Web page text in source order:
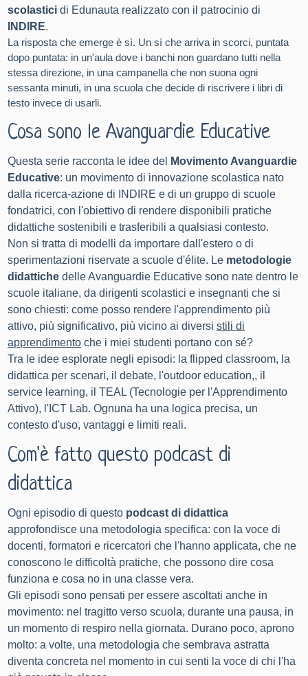
scolasticidi Edunauta realizzato con il patrocinio di
INDIRE.
La risposta che emerge è sì. Un sì che arriva in scorci, puntata
dopo puntata: in un'aula dove i banchi non guardano tutti nella
stessa direzione, in una campanella che non suona ogni
sessanta minuti, in una scuola che decide di riscrivere i libri di
testo invece di usarli.
Cosa sono le Avanguardie Educative
Questa serie racconta le idee del
Movimento Avanguardie
Educative: un movimento di innovazione scolastica nato
dalla ricerca-azione di INDIRE e di un gruppo di scuole
fondatrici, con l'obiettivo di rendere disponibili pratiche
didattiche sostenibili e trasferibili a qualsiasi contesto.
Non si tratta di modelli da importare dall'estero o di
sperimentazioni riservate a scuole d'élite. Le metodologie
didattiche delle Avanguardie Educative sono nate dentro le
scuole italiane, da dirigenti scolastici e insegnanti che si
sono chiesti: come posso rendere l'apprendimento più
attivo, più significativo, più vicino ai diversistili di
apprendimento che i miei studenti portano con sé?
Tra le idee esplorate negli episodi: la flipped classroom, la
didattica per scenari, il debate, l'outdoor education,, il
service learning, il TEAL (Tecnologie per l'Apprendimento
Attivo), l'ICT Lab. Ognuna ha una logica precisa, un
contesto d'uso, vantaggi e limiti reali.
Com'è fatto questo podcast di
didattica
Ogni episodio di questo podcast di didattica
approfondisce una metodologia specifica: con la voce di
docenti, formatori e ricercatori che l'hanno applicata, che ne
conoscono le difficoltà pratiche, che possono dire cosa
funziona e cosa no in una classe vera.
Gli episodi sono pensati per essere ascoltati anche in
movimento: nel tragitto verso scuola, durante una pausa, in
un momento di respiro nella giornata. Durano poco, aprono
molto: a volte, una metodologia che sembrava astratta
diventa concreta nel momento in cui senti la voce di chi l'ha